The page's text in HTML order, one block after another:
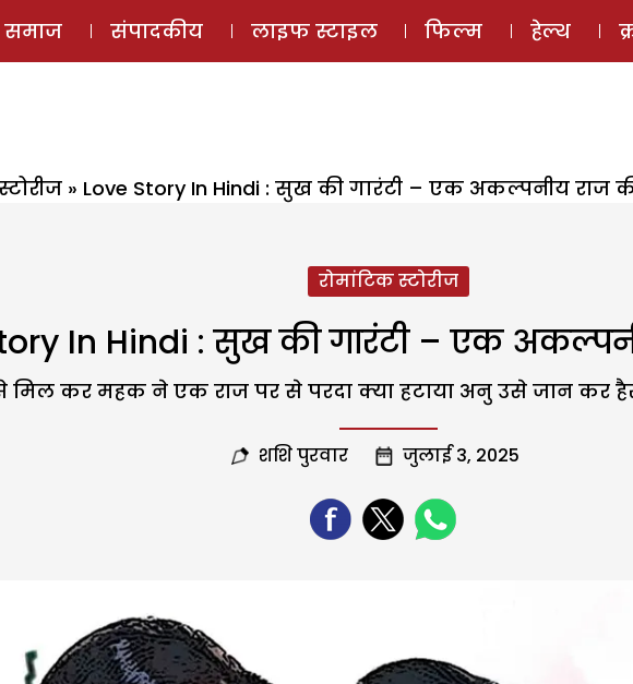
ई-मैगज़ीन
समाज संपादकीय लाइफ स्टाइल फिल्म हेल्थ
» Love Story In Hindi : सुख की गारंटी – एक अकल्पनीय राज
रोमांटिक स्टोरीज
In Hindi : सुख की गारंटी – एक
मिल कर महक ने एक राज पर से परदा क्या हटाया अनु उसे जान कर
शशि पुरवार जुलाई 3, 2025